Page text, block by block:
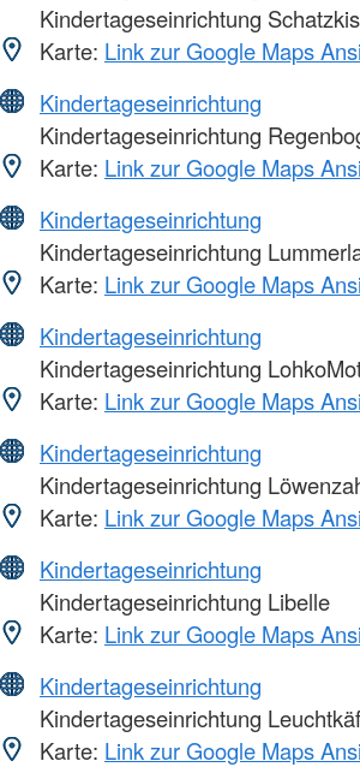
Kindertageseinrichtung
Karte: Link zur Google Maps
Kindertageseinrichtung
Kindertageseinrichtung
Karte: Link zur Google Maps
Kindertageseinrichtung
Kindertageseinrichtung
Karte: Link zur Google Maps
Kindertageseinrichtung
Kindertageseinrichtung
Karte: Link zur Google Maps
Kindertageseinrichtung
Kindertageseinrichtung
Karte: Link zur Google Maps
Kindertageseinrichtung
Kindertageseinrichtung Libelle
Karte: Link zur Google Maps
Kindertageseinrichtung
Kindertageseinrichtung
Karte: Link zur Google Maps